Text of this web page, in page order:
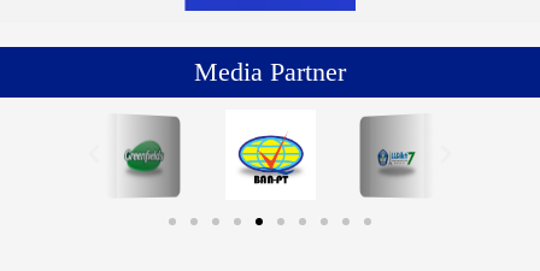
Media Partner